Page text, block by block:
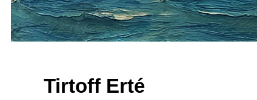
Tirtoff Erté